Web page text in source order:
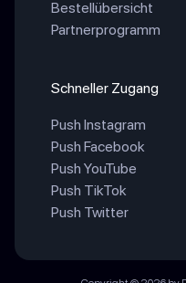
Bestellübersicht
Partnerprogramm
Schneller Zugang
Push Instagram
Push Facebook
Push YouTube
Push TikTok
Push Twitter